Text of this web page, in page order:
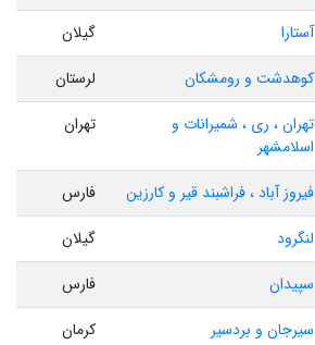
آستارا
گیلان
کوهدشت و رومشکان
لرستان
تهران ، ری ، شمیرانات و
اسلامشهر
تهران
فیروز آباد ، فراشبند قیر و کارزین
فارس
لنگرود
گیلان
سپیدان
فارس
سیرجان و بردسیر کرمان